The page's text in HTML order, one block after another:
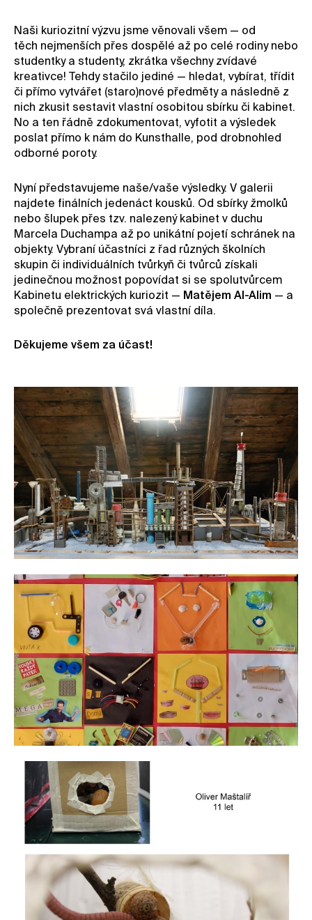
Novinky
Pro média
Pronájem prostor
Volné pozice
Naši kuriozitní výzvu jsme věnovali všem — od
těch nejmenších přes dospělé až po celé rodiny nebo
studentky a studenty, zkrátka všechny zvídavé
kreativce! Tehdy stačilo jediné — hledat, vybírat, třídit
či přímo vytvářet (staro)nové předměty a následně z
nich zkusit sestavit vlastní osobitou sbírku či kabinet.
No a ten řádně zdokumentovat, vyfotit a výsledek
poslat přímo k nám do Kunsthalle, pod drobnohled
odborné poroty.
Nyní představujeme naše/vaše výsledky. V galerii
najdete finálních jedenáct kousků. Od sbírky žmolků
nebo šlupek přes tzv. nalezený kabinet v duchu
Marcela Duchampa až po unikátní pojetí schránek na
objekty. Vybraní účastníci z řad různých školních
skupin či individuálních tvůrkyň či tvůrců získali
jedinečnou možnost popovídat si se spolutvůrcem
Kabinetu elektrických kuriozit — Matějem Al-Alim — a
společně prezentovat svá vlastní díla.
Děkujeme všem za účast!